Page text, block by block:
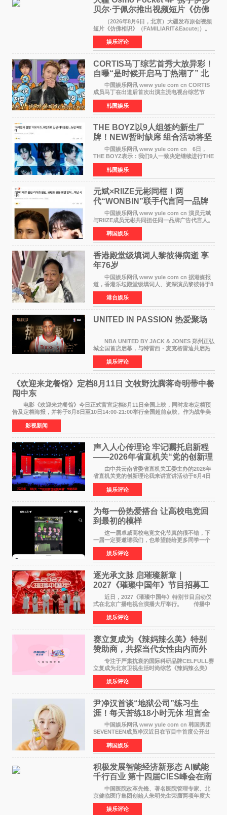
贝尔·于佩尔推出视频短片《仿佛
相识》
（2026年8月6日，北京）大疆发布原创视频
短片《仿佛相识》（FAMILIARIT&Eacute;）。
视频短片由戛纳国际电影节最佳女演员伊莎贝尔·
于佩尔（Isabelle Huppert）主演，全程使用大
疆首款双主摄口
娱乐评论
CORTIS马丁综艺首秀大放异彩！
自曝“是时候开启马丁热潮了” 北
美巡演火热进行中
中国娱乐网讯 www yule com cn CORTIS
成员马丁在出道后首次出演主流电视台综艺节
目，展现了多才多艺的魅力。 马丁出演了5日
播出的MBC《Radio Star》Fashion与Passion
之间，I&lsquo;m
韩国娱乐
THE BOYZ以9人组签约新生厂
牌！NEW暂时缺席 组合活动将坚
定不移继续
中国娱乐网讯 www yule com cn 6日，
THE BOYZ表示：我们9人一致决定继续进行THE
BOYZ组合活动，并且已经完成了组合团体活动
签约。目前正在新生厂牌下进行活动准备。尚未
离开THE BOYZ原所
韩国娱乐
元斌×RIIZE元彬同框！两
代“WONBIN”联手代言同一品牌
颜值天花板合体
中国娱乐网讯 www yule com cn 演员元斌
与RIIZE成员元彬共同担任同一品牌广告代言人。
6日据独家报道，继演员元斌之后，RIIZE元彬最
近也被选为某在线中介平台A公司的共同广告代言
人，两人将作
韩国娱乐
香港殿堂级填词人黎彼得病逝 享
年76岁​
中国娱乐网讯 www yule com cn 据港媒报
道，香港乐坛殿堂级填词人、资深演员黎彼得于8
月5日上午因病离世，终年76岁。好友钟志光透
露，黎彼得今年3月中风后便卧床休养，身体机能
持续衰退，最
港台娱乐
UNITED IN PASSION 热爱聚场
NBA UNITED BY JACK & JONES 郑州正弘
城全国首店启幕，与特雷西・麦克格雷迪共启热
爱 2026 年7 月21 日，
NBAUNITEDBYJACK&JONES 全国首店，于郑
州正弘城正式启幕。NBA 传奇球星
娱乐评论
《欢迎来龙餐馆》定档8月11日 文牧野沈腾蒋奇明带中餐
闯中东
电影《欢迎来龙餐馆》今日正式官宣定档8月11日全国上映，同时发布定档预
告及定档海报，并将于8月8日至10日14:00-21:00举行全国超前点映。作为战争美
食大片，影片讲述的是中国厨师徐福（沈腾
影视新闻
声入人心传理论 牢记嘱托启新程
——2026年省直机关“党的创新理
论我来讲”宣讲活动圆满落幕
由中共云南省委省直机关工委主办的2026年
省直机关党的创新理论我来讲宣讲活动于8月4日
至5日在昆明举办。活动以 "牢记嘱托 感恩奋进
开创云南发展新局面 "为主题，坚持以新时代中国
特色社会主义
娱乐评论
为每一份热爱搭台 让高校电竞回
到最初的模样
这一届卓威高校电竞文化节真的很不错，下
一届一定要邀请我们，也希望能给更多同学一个
来到现场的机会。 2026卓威高校电竞文化节
已经落下帷幕，在活动结束后，仍有不少高校电
竞社负责人和现
娱乐评论
逐光承文脉 启璀璨新章｜
2027《璀璨中国年》节目招募工
作圆满启动
近日，2027《璀璨中国年》特别节目启动仪
式在北京广播电视台演播大厅举行。 传播中
华优秀传统文化，弘扬纯正国风艺术，打造高规
格、高质感、正能量的文艺盛典，是璀璨中国年
矢志不渝的初心
娱乐评论
赛立复成为《辣妈辣么美》特别
赞助商，共探当代女性由内而外
活力美
专注于严肃抗衰的国际科研品牌CELFULL赛
立复成为北京卫视生活时尚综艺《辣妈辣么美》
的特别赞助商,明星辣妈袁咏仪倾情参与，向广大
都市女性传递健康生活新主张，寄语当代女性在
家庭与自我之间
娱乐评论
尹净汉首谈“地狱公司”练习生
涯！每天苦练18小时无休 坦言全
靠成员撑过来
中国娱乐网讯 www yule com cn 韩国男团
SEVENTEEN成员净汉近日在节目中首度公开出
道前的残酷练习生经历，并提及经纪公司Pledis
娱乐，引发广泛关注。 在8月2日播出的日本
TBS综艺节目《周
韩国娱乐
积极发展智能经济新形态 Al赋能
千行百业 第十四届CIES峰会在南
京盛大召开
中国医院改革先锋、著名医院管理专家、北
京健临医疗集团创始人朱明先生荣膺两项年度大
奖 2026年7月31日，盛夏金陵，长江之畔，
以重落地·真务实·强链接为主题的2026&lsquo;人
娱乐评论